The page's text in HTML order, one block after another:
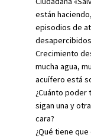
están
episodios de
Crecimiento
mucha agua,
acuífero está
¿Cuánto
sigan una y
cara?
¿Qué tiene